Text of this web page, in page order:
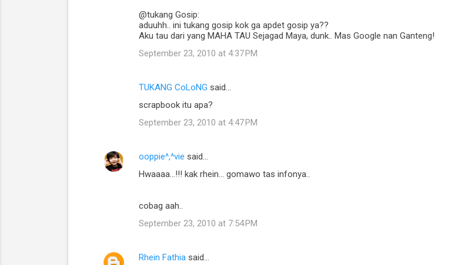
@tukang Gosip:
aduuhh.. ini tukang gosip kok ga apdet gosip ya??
Aku tau dari yang MAHA TAU Sejagad Maya, dunk.. Mas Google nan Ganteng!
September 23, 2010 at 4:37 PM
TUKANG CoLoNG said…
scrapbook itu apa?
September 23, 2010 at 4:47 PM
ooppie^,^vie said…
Hwaaaa...!!! kak rhein... gomawo tas infonya..
cobag aah..
September 23, 2010 at 7:54 PM
Rhein Fathiasaid…